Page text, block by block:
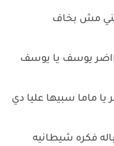
مش بخاف
يوسف يا يوسف
ماما سبيها عليا دي
فكره شيطانيه